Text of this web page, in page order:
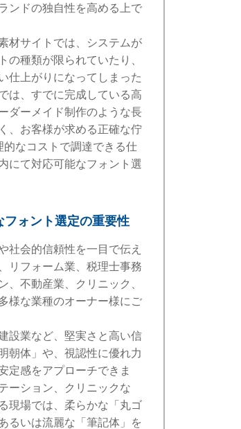
ンドの独自性を高める上で
材サイトでは、システムが
の種類が限られていたり、
仕上がりになってしまった
は、すでに完成している高
ダーメイド制作のような長
、お客様が求める正確な佇
なコストで調達できる仕
にて対応可能なフォント選
ォント選定の重要性
社会的信頼性を一目で伝え
リフォーム業、税理士事務
、不動産業、クリニック、
様な業種のオーナー様にご
設業など、堅実さと高い信
朝体」や、視認性に優れ力
定感をアプローチできま
ーション、クリニックな
現場では、柔らかな「丸ゴ
るいは流麗な「筆記体」を